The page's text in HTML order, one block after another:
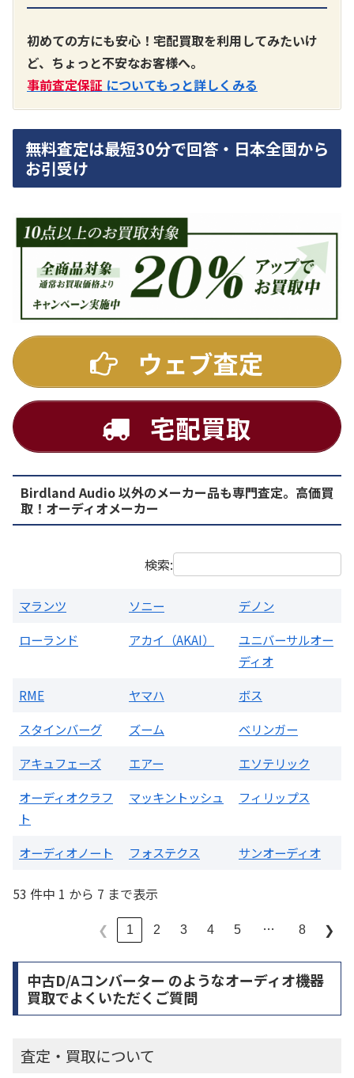
A3300 真空管プリアンプ
買取価格：お問合せください
SONY
DA7000ES アンプ
買取価格：お問合せください
DENON
PMA-1500AE プリメインアンプ
買取価格：お問合せください
初めての方にも安心！宅配買取を利用してみたいけ
ど、ちょっと不安なお客様へ。
事前査定保証 についてもっと詳しくみる
無料査定は最短30分で回答・日本全国から
お引受け
ウェブ査定
宅配買取
Birdland Audio 以外のメーカー品も専門査定。高価買
取！オーディオメーカー
検索:
マランツ ソニー
デノン
ローランド
アカイ（AKAI）
ユニバーサルオー
ディオ
RME
ヤマハ
ボス
スタインバーグ
ズーム
ベリンガー
アキュフェーズ
エアー
エソテリック
オーディオクラフ
ト
マッキントッシュ フィリップス
オーディオノート フォステクス サンオーディオ
53 件中 1 から 7 まで表示
❮ 1 2 3 4 5 … 8 ❯
中古D/Aコンバーター のようなオーディオ機器
買取でよくいただくご質問
査定・買取について